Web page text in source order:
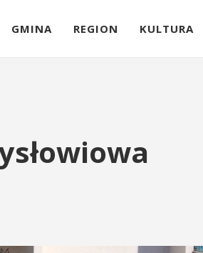
GMINA REGION KULTURA